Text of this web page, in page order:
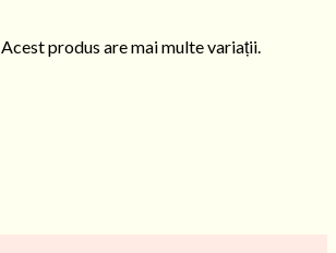
Acest produs are mai multe variații.